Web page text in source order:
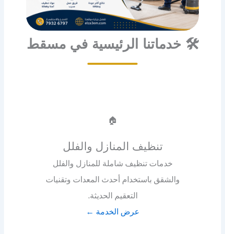
🛠 خدماتنا الرئيسية في مسقط
🏠
تنظيف المنازل والفلل
خدمات تنظيف شاملة للمنازل والفلل
والشقق باستخدام أحدث المعدات وتقنيات
التعقيم الحديثة.
عرض الخدمة ←